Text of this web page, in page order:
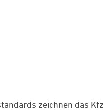
zeichnen das